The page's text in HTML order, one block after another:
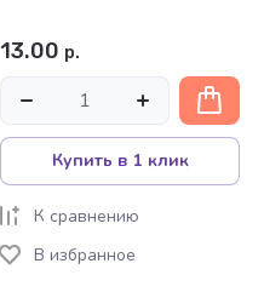
13.00 р.
Купить в 1 клик
К сравнению
В избранное